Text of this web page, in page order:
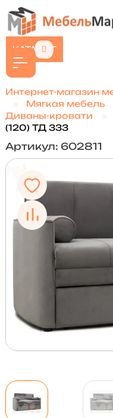
КАТАЛОГ
Интернет-магазин
Мягкая мебель
Диваны-кровати
(120) ТД 333
Артикул: 602811